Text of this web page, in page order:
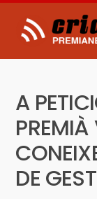
Skip
content
A
DE